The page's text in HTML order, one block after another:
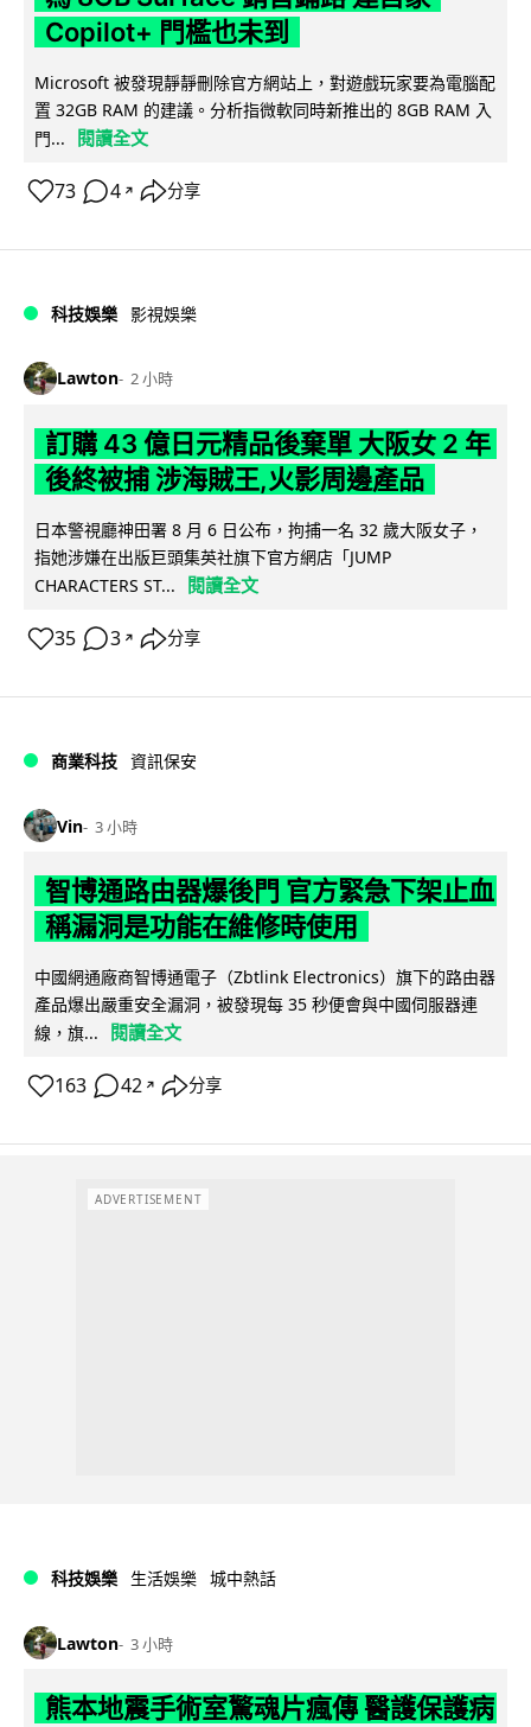
Copilot+ 門檻也未到
Microsoft 被發現靜靜刪除官方網站上，對遊戲玩家要為電腦配
置 32GB RAM 的建議。分析指微軟同時新推出的 8GB RAM 入
門...
閱讀全文
73 4 ↗ 分享
科技娛樂 影視娛樂
Lawton 2 小時
訂購 43 億日元精品後棄單 大阪女 2 年
後終被捕 涉海賊王,火影周邊產品
日本警視廳神田署 8 月 6 日公布，拘捕一名 32 歲大阪女子，
指她涉嫌在出版巨頭集英社旗下官方網店「JUMP
CHARACTERS ST...
閱讀全文
35 3 ↗ 分享
商業科技 資訊保安
Vin 3 小時
智博通路由器爆後門 官方緊急下架止血
稱漏洞是功能在維修時使用
中國網通廠商智博通電子（Zbtlink Electronics）旗下的路由器
產品爆出嚴重安全漏洞，被發現每 35 秒便會與中國伺服器連
線，旗...
閱讀全文
163 42 ↗ 分享
ADVERTISEMENT
科技娛樂 生活娛樂 城中熱話
Lawton 3 小時
熊本地震手術室驚魂片瘋傳 醫護保護病